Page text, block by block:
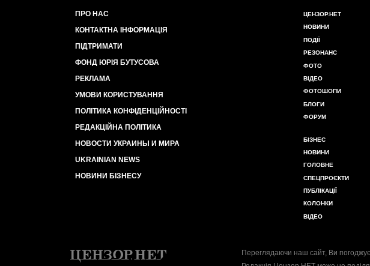
ПРО НАС
КОНТАКТНА ІНФОРМАЦІЯ
ПІДТРИМАТИ
ФОНД ЮРІЯ БУТУСОВА
РЕКЛАМА
УМОВИ КОРИСТУВАННЯ
ПОЛІТИКА КОНФІДЕНЦІЙНОСТІ
РЕДАКЦІЙНА ПОЛІТИКА
НОВОСТИ УКРАИНЫ И МИРА
UKRAINIAN NEWS
НОВИНИ БІЗНЕСУ
ЦЕНЗОР.НЕТ
НОВИНИ
ПОДІЇ
РЕЗОНАНС
ФОТО
ВІДЕО
ФОТОШОПИ
БЛОГИ
ФОРУМ
БІЗНЕС
НОВИНИ
ГОЛОВНЕ
СПЕЦПРОЄКТИ
ПУБЛІКАЦІЇ
КОЛОНКИ
ВІДЕО
Переглядаючи наш сайт, Ви